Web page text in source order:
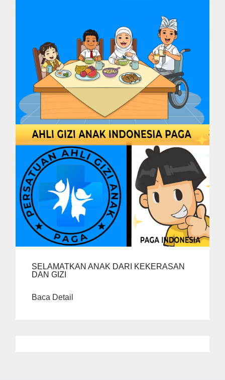
SELAMATKAN ANAK DARI KEKERASAN
DAN GIZI
Baca Detail